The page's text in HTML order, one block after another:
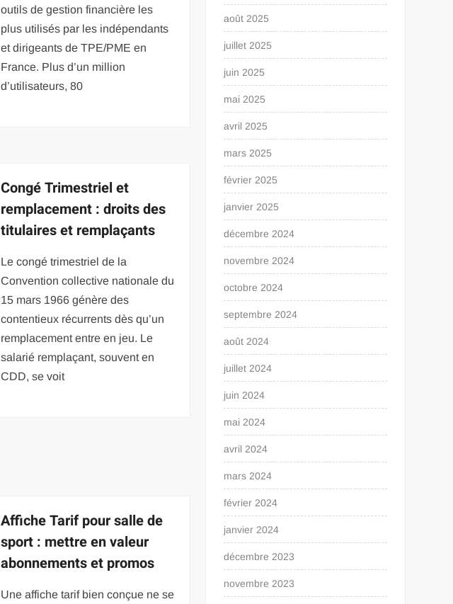
outils de gestion financière les
plus utilisés par les indépendants
et dirigeants de TPE/PME en
France. Plus d’un million
d’utilisateurs, 80
Congé Trimestriel et
remplacement : droits des
titulaires et remplaçants
Le congé trimestriel de la
Convention collective nationale du
15 mars 1966 génère des
contentieux récurrents dès qu’un
remplacement entre en jeu. Le
salarié remplaçant, souvent en
CDD, se voit
Affiche Tarif pour salle de
sport : mettre en valeur
abonnements et promos
Une affiche tarif bien conçue ne se
août 2025
juillet 2025
juin 2025
mai 2025
avril 2025
mars 2025
février 2025
janvier 2025
décembre 2024
novembre 2024
octobre 2024
septembre 2024
août 2024
juillet 2024
juin 2024
mai 2024
avril 2024
mars 2024
février 2024
janvier 2024
décembre 2023
novembre 2023